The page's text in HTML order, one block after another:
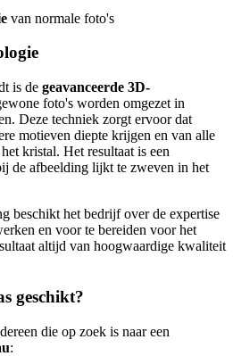
van normale foto's
is de geavanceerde 3D-
foto's worden omgezet in
Deze techniek zorgt ervoor dat
motieven diepte krijgen en van alle
kristal. Het resultaat is een
de afbeelding lijkt te zweven in het
beschikt het bedrijf over de expertise
en voor te bereiden voor het
altijd van hoogwaardige kwaliteit
geschikt?
die op zoek is naar een
: